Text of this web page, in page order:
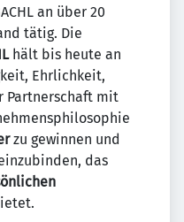
an über 20
tätig. Die
hält bis heute an
Ehrlichkeit,
Partnerschaft mit
zu gewinnen und
das